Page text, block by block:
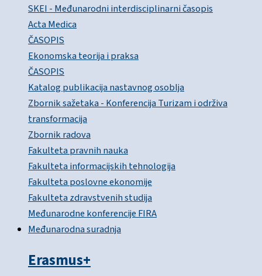
SKEI - Međunarodni interdisciplinarni časopis
Acta Medica
ČASOPIS
Ekonomska teorija i praksa
ČASOPIS
Katalog publikacija nastavnog osoblja
Zbornik sažetaka - Konferencija Turizam i održiva
transformacija
Zbornik radova
Fakulteta pravnih nauka
Fakulteta informacijskih tehnologija
Fakulteta poslovne ekonomije
Fakulteta zdravstvenih studija
Međunarodne konferencije FIRA
Međunarodna suradnja
Erasmus+